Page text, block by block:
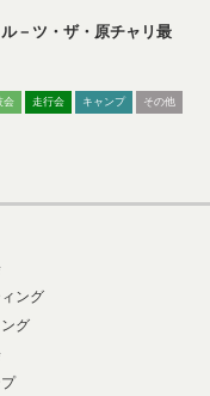
－ツ・ザ・原チャリ最
会 走行会 キャンプ その他
ング
グ